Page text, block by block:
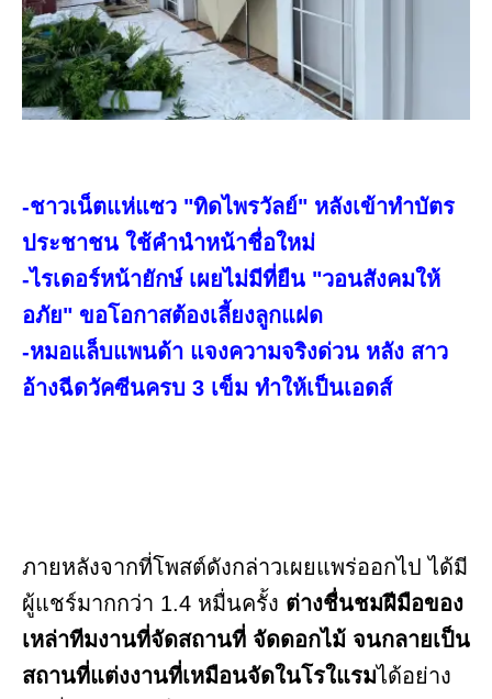
-ชาวเน็ตแห่แซว "ทิดไพรวัลย์" หลังเข้าทำบัตร
ประชาชน ใช้คำนำหน้าชื่อใหม่
-ไรเดอร์หน้ายักษ์ เผยไม่มีที่ยืน "วอนสังคมให้
อภัย" ขอโอกาสต้องเลี้ยงลูกแฝด
-หมอแล็บแพนด้า แจงความจริงด่วน หลัง สาว
อ้างฉีดวัคซีนครบ 3 เข็ม ทำให้เป็นเอดส์
ภายหลังจากที่โพสต์ดังกล่าวเผยแพร่ออกไป ได้มี
ผู้แชร์มากกว่า 1.4 หมื่นครั้ง ต่างชื่นชมฝีมือของ
เหล่าทีมงานที่จัดสถานที่ จัดดอกไม้ จนกลายเป็น
สถานที่แต่งงานที่เหมือนจัดในโรใแรมได้อย่าง